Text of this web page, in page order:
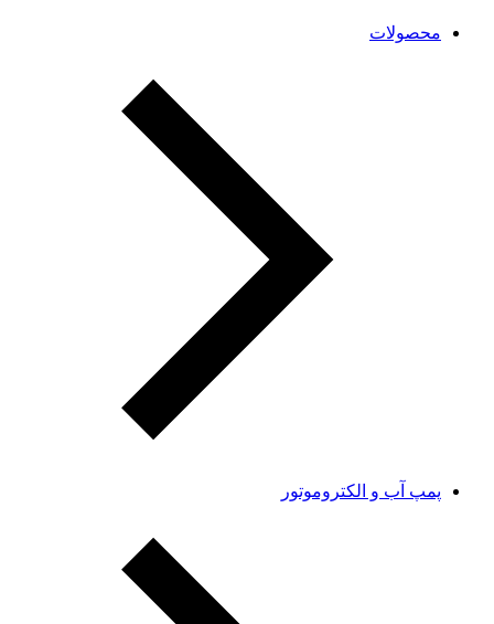
محصولات
پمپ آب و الکتروموتور